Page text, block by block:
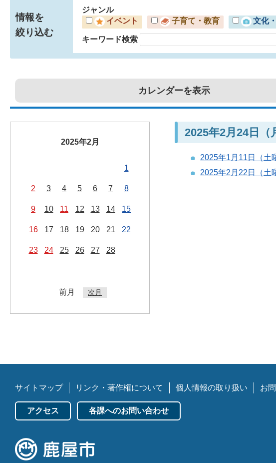
情報を
絞り込む
ジャンル
イベント
子育て・教育 文化
キーワード検索
カレンダーを表示
2025年2月
1
2 3 4 5 6 7 8
9 10 11 12 13 14 15
16 17 18 19 20 21 22
23 24 25 26 27 28
前月 次月
2025年2月24日（
2025年1月11日（土
2025年2月22日（土
サイトマップ リンク・著作権について 個人情報の取り扱い お
アクセス 各課へのお問い合わせ